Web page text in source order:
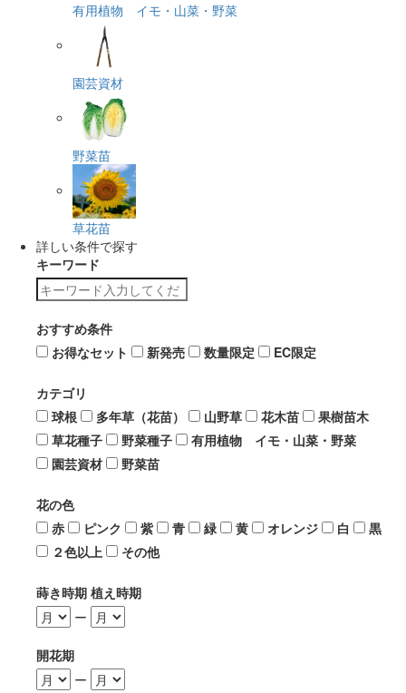
有用植物 イモ・山菜・野菜
園芸資材
野菜苗
草花苗
詳しい条件で探す
キーワード
おすすめ条件
お得なセット
新発売 数量限定 EC限定
カテゴリ
球根
多年草（花苗） 山野草 花木苗
果樹苗木
草花種子
野菜種子
有用植物 イモ・山菜・野菜
園芸資材
野菜苗
花の色
赤
ピンク 紫 青 緑 黄 オレンジ 白
黒
２色以上
その他
蒔き時期 植え時期
ー
開花期
ー